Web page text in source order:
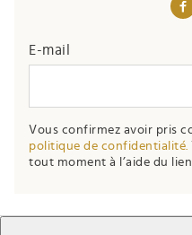
E-mail
Vous confirmez avoir pris
politique de confidentialité.
tout moment à l’aide du